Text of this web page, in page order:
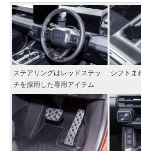
ステアリングはレッドステッ
チを採用した専用アイテム
シフトま